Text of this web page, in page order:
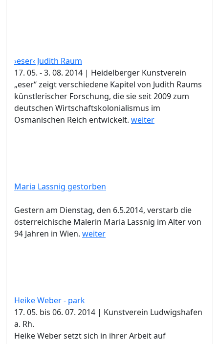
›eser‹ Judith Raum
17. 05. - 3. 08. 2014 | Heidelberger Kunstverein
„eser“ zeigt verschiedene Kapitel von Judith Raums
künstlerischer Forschung, die sie seit 2009 zum
deutschen Wirtschaftskolonialismus im
Osmanischen Reich entwickelt. weiter
Maria Lassnig gestorben
Gestern am Dienstag, den 6.5.2014, verstarb die
österreichische Malerin Maria Lassnig im Alter von
94 Jahren in Wien. weiter
Heike Weber - park
17. 05. bis 06. 07. 2014 | Kunstverein Ludwigshafen
a. Rh.
Heike Weber setzt sich in ihrer Arbeit auf